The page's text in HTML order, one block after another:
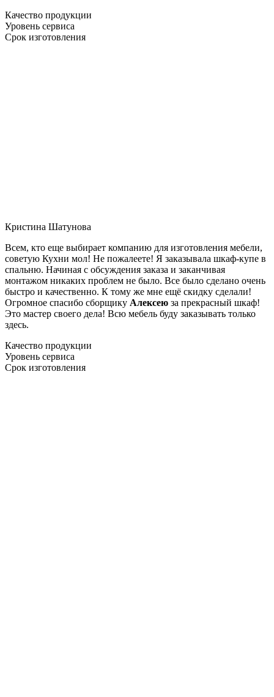
Качество продукции
Уровень сервиса
Срок изготовления
Кристина Шатунова
Всем, кто еще выбирает компанию для изготовления мебели,
советую Кухни мол! Не пожалеете! Я заказывала шкаф-купе в
спальню. Начиная с обсуждения заказа и заканчивая
монтажом никаких проблем не было. Все было сделано очень
быстро и качественно. К тому же мне ещё скидку сделали!
Огромное спасибо сборщику Алексею за прекрасный шкаф!
Это мастер своего дела! Всю мебель буду заказывать только
здесь.
Качество продукции
Уровень сервиса
Срок изготовления